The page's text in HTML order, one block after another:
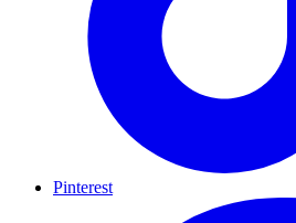
Pinterest